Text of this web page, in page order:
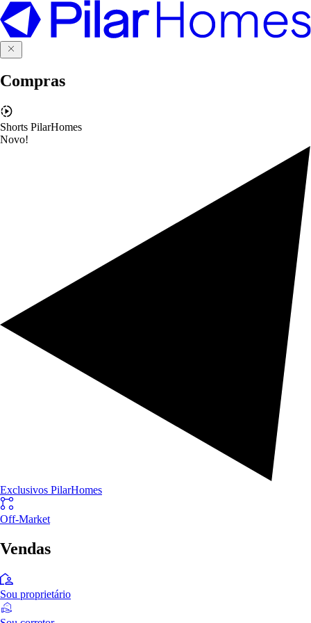
Compras
Shorts PilarHomes
Novo!
Exclusivos PilarHomes
Off-Market
Vendas
Sou proprietário